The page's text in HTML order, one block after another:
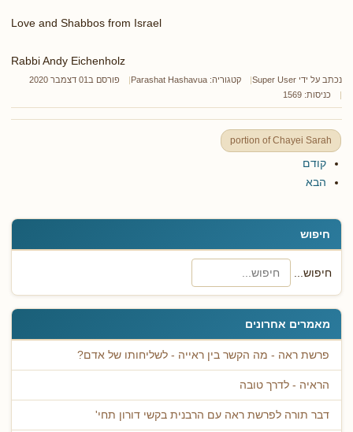
חיפוש
חיפוש...
מאמרים אחרונים
פרשת ראה - מה הקשר בין ראייה - לשליחותו של אדם?
הראיה - לדרך טובה
דבר תורה לפרשת ראה עם הרבנית בקשי דורון תחי'
Love and Shabbos from Israel
Rabbi Andy Eichenholz
נכתב על ידי Super User קטגוריה: Parashat Hashavua
פורסם ב01 דצמבר 2020
כניסות: 1569
portion of Chayei Sarah
קודם
הבא